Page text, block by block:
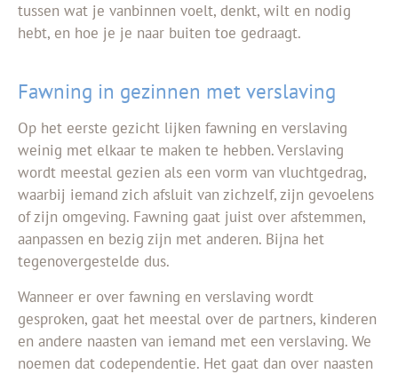
tussen wat je vanbinnen voelt, denkt, wilt en nodig
hebt, en hoe je je naar buiten toe gedraagt.
Fawning in gezinnen met verslaving
Op het eerste gezicht lijken fawning en verslaving
weinig met elkaar te maken te hebben. Verslaving
wordt meestal gezien als een vorm van vluchtgedrag,
waarbij iemand zich afsluit van zichzelf, zijn gevoelens
of zijn omgeving. Fawning gaat juist over afstemmen,
aanpassen en bezig zijn met anderen. Bijna het
tegenovergestelde dus.
Wanneer er over fawning en verslaving wordt
gesproken, gaat het meestal over de partners, kinderen
en andere naasten van iemand met een verslaving. We
noemen dat codependentie. Het gaat dan over naasten